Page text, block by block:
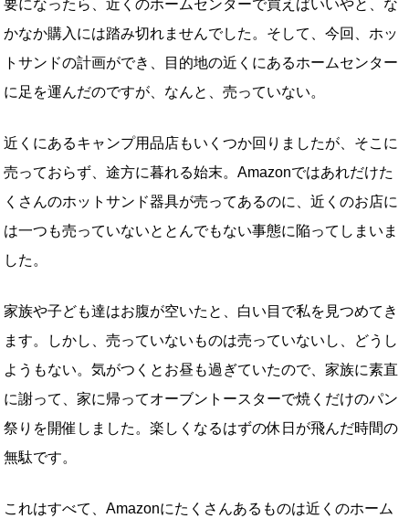
要になったら、近くのホームセンターで買えばいいやと、な
かなか購入には踏み切れませんでした。そして、今回、ホッ
トサンドの計画ができ、目的地の近くにあるホームセンター
に足を運んだのですが、なんと、売っていない。
近くにあるキャンプ用品店もいくつか回りましたが、そこに
売っておらず、途方に暮れる始末。Amazonではあれだけた
くさんのホットサンド器具が売ってあるのに、近くのお店に
は一つも売っていないととんでもない事態に陥ってしまいま
した。
家族や子ども達はお腹が空いたと、白い目で私を見つめてき
ます。しかし、売っていないものは売っていないし、どうし
ようもない。気がつくとお昼も過ぎていたので、家族に素直
に謝って、家に帰ってオーブントースターで焼くだけのパン
祭りを開催しました。楽しくなるはずの休日が飛んだ時間の
無駄です。
これはすべて、Amazonにたくさんあるものは近くのホーム